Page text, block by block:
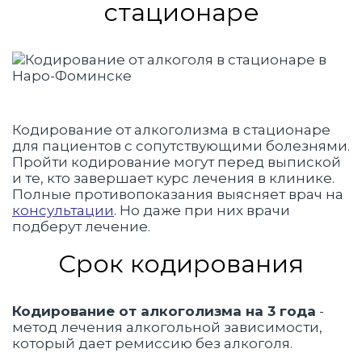
стационаре
Кодирование от алкоголизма в стационаре
для пациентов с сопутствующими болезнями.
Пройти кодирование могут перед выпиской
и те, кто завершает курс лечения в клинике.
Полные противопоказания выясняет врач на
консультации. Но даже при них врачи
подберут лечение.
Срок кодирования
Кодирование от алкоголизма на 3 года -
метод лечения алкогольной зависимости,
который дает ремиссию без алкоголя.